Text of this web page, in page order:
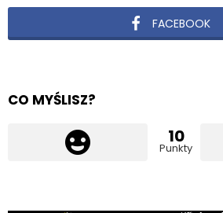
FACEBOOK
CO MYŚLISZ?
10
Punkty